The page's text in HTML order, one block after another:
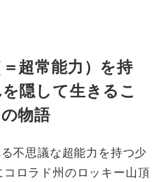
超常能力）を持
隠して生きるこ
物語
不思議な超能力を持つ少
ロラド州のロッキー山頂